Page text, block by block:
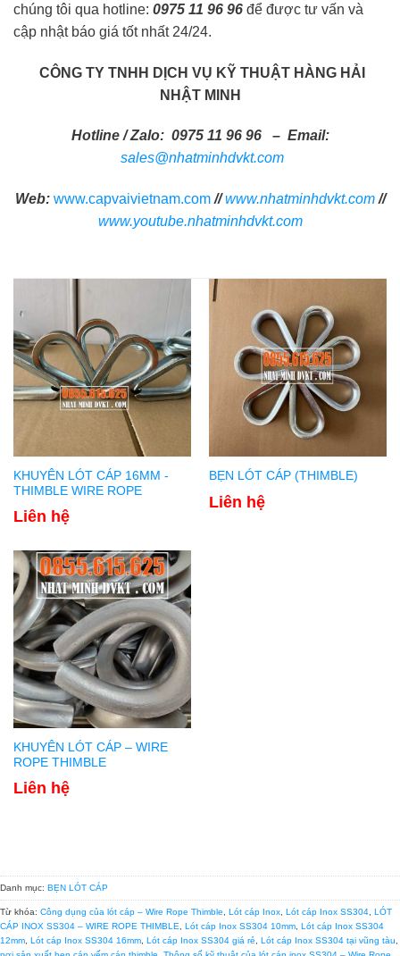
chúng tôi qua hotline: 0975 11 96 96 để được tư vấn và
cập nhật báo giá tốt nhất 24/24.
CÔNG TY TNHH DỊCH VỤ KỸ THUẬT HÀNG HẢI
NHẬT MINH
Hotline / Zalo: 0975 11 96 96 – Email:
sales@nhatminhdvkt.com
Web: www.capvaivietnam.com//www.nhatminhdvkt.com//
www.youtube.nhatminhdvkt.com
KHUYÊN LÓT CÁP 16MM -
THIMBLE WIRE ROPE
Liên hệ
BẸN LÓT CÁP (THIMBLE)
Liên hệ
KHUYÊN LÓT CÁP – WIRE
ROPE THIMBLE
Liên hệ
Danh mục: BẸN LÓT CÁP
Từ khóa: Công dụng của lót cáp – Wire Rope Thimble Lót cáp Inox Lót cáp Inox SS304 LÓT
CÁP INOX SS304 – WIRE ROPE THIMBLE
Lót cáp Inox SS304 10mm Lót cáp Inox SS304
12mm Lót cáp Inox SS304 16mm Lót cáp Inox SS304 giá rẻ Lót cáp Inox SS304 tại vũng tàu